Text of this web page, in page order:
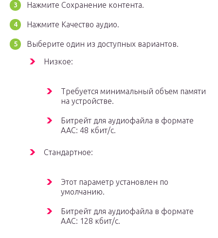
Нажмите Сохранение контента.
Нажмите Качество аудио.
Выберите один из доступных вариантов.
Низкое:
Требуется минимальный объем памяти
на устройстве.
Битрейт для аудиофайла в формате
AAC: 48 кбит/с.
Стандартное:
Этот параметр установлен по
умолчанию.
Битрейт для аудиофайла в формате
AAC: 128 кбит/с.